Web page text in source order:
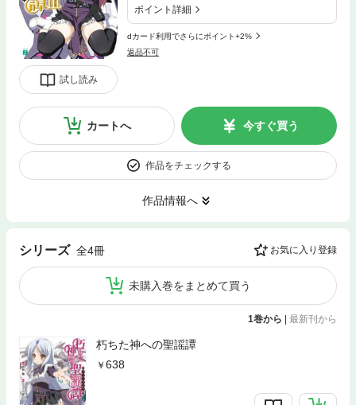
試し読み
ポイント詳細
dカード利用でさらにポイント+2%
返品不可
カートへ 今すぐ買う
作品をチェックする
作品情報へ
シリーズ 全4冊 お気に入り登録
未購入巻をまとめて買う
1巻から | 最新刊から
朽ちた神への聖謡譚
638